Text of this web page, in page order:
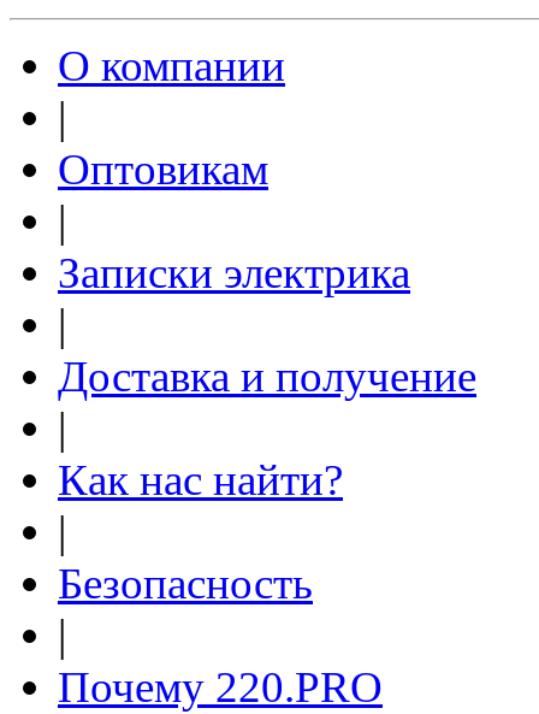
О компании
|
Оптовикам
|
Записки электрика
|
Доставка и получение
|
Как нас найти?
|
Безопасность
|
Почему 220.PRO